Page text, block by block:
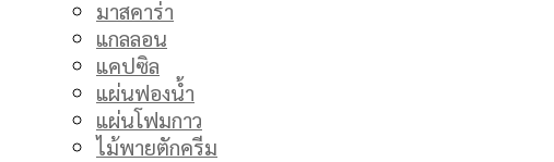
มาสคาร่า
แกลลอน
แคปซิล
แผ่นฟองน้ำ
แผ่นโฟมกาว
ไม้พายตักครีม